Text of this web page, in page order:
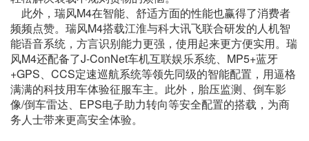
此外，瑞风M4在智能、舒适方面的性能也赢得了消费者
频频点赞。瑞风M4搭载江淮与科大讯飞联合研发的人机智
能语音系统，方言识别能力更强，使用起来更方便实用。瑞
风M4还配备了J-ConNet车机互联娱乐系统、MP5+蓝牙
+GPS、CCS定速巡航系统等领先同级的智能配置，用逼格
满满的科技用车体验征服车主。此外，胎压监测、倒车影
像/倒车雷达、EPS电子助力转向等安全配置的搭载，为商
务人士带来更高安全体验。